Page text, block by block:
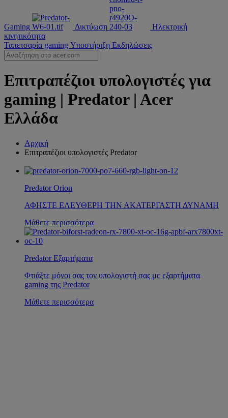
Gaming Δικτύωση
Ηλεκτρική
κινητικότητα
Ταπετσαρία gaming Υποστήριξη Εκδηλώσεις
Επιτραπέζιοι υπολογιστές για
gaming | Predator | Acer
Ελλάδα
Αρχική
Επιτραπέζιοι υπολογιστές Predator
Predator Orion
ΑΦΗΣΤΕ ΕΛΕΥΘΕΡΗ ΤΗΝ ΑΚΑΤΕΡΓΑΣΤΗ ΔΥΝΑΜΗ
Μάθετε περισσότερα
Predator Εξαρτήματα
Φτιάξτε μόνοι σας τον υπολογιστή σας με εξαρτήματα
gaming της Predator
Μάθετε περισσότερα